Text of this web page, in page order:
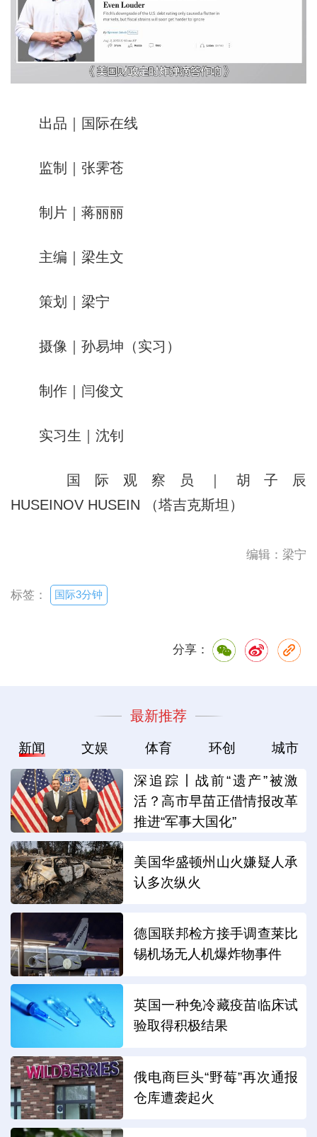
出品｜国际在线
监制｜张霁苍
制片｜蒋丽丽
主编｜梁生文
策划｜梁宁
摄像｜孙易坤（实习）
制作｜闫俊文
实习生｜沈钊
国际观察员｜胡子辰
HUSEINOV HUSEIN （塔吉克斯坦）
编辑：梁宁
标签： 国际3分钟
分享：
最新推荐
新闻 文娱 体育 环创 城市
深追踪丨战前“遗产”被激
活？高市早苗正借情报改革
推进“军事大国化”
美国华盛顿州山火嫌疑人承
认多次纵火
德国联邦检方接手调查莱比
锡机场无人机爆炸物事件
英国一种免冷藏疫苗临床试
验取得积极结果
俄电商巨头“野莓”再次通报
仓库遭袭起火